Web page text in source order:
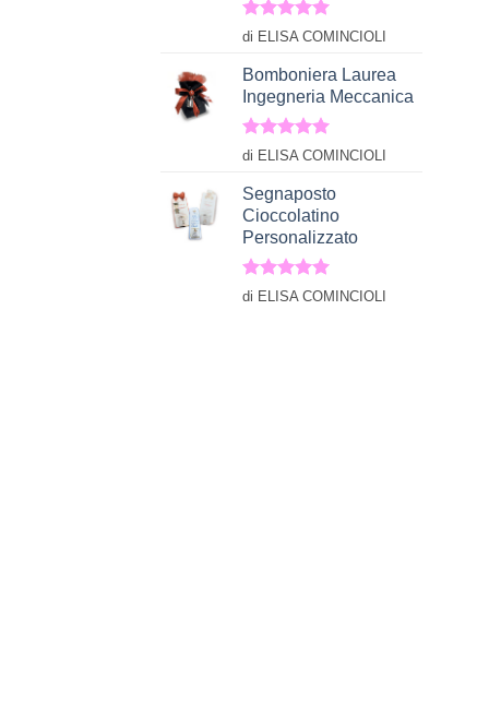
Valutato5
di ELISA COMINCIOLI
Bomboniera Laurea
Ingegneria Meccanica
Valutato5
di ELISA COMINCIOLI
Segnaposto
Cioccolatino
Personalizzato
Valutato5
di ELISA COMINCIOLI